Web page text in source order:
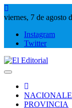
Saltar
al
viernes, 7 de agosto
Instagram
Twitter
PROVINCIA